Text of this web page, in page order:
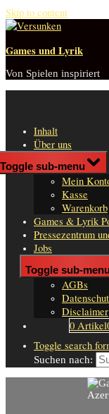
Skip to content
Games und Lyrik
Von Spielen inspiriert
Inhalt
Über uns
Shop
Toggle sub-menu
Mein
Kasse
Warenkorb
Games & Lyrik
Pressezentrum
Jobs
Impressum
Toggle sub-
AGBs
Disclaimer
0 Artikel
Toggle search
Suchen nach: